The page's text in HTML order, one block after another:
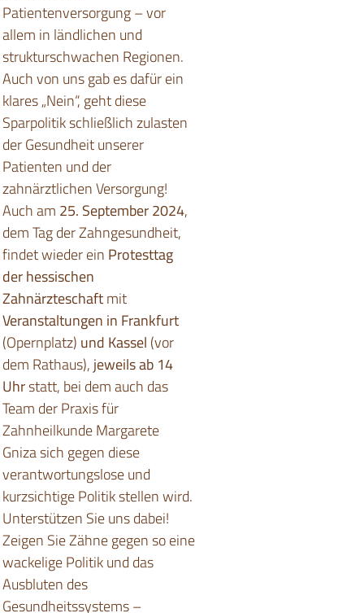
Patientenversorgung – vor
allem in ländlichen und
strukturschwachen Regionen.
Auch von uns gab es dafür ein
klares „Nein“, geht diese
Sparpolitik schließlich zulasten
der Gesundheit unserer
Patienten und der
zahnärztlichen Versorgung!
Auch am 25. September 2024,
dem Tag der Zahngesundheit,
findet wieder ein Protesttag
der hessischen
Zahnärzteschaftmit
Veranstaltungen in Frankfurt
(Opernplatz) und Kassel (vor
dem Rathaus),jeweils ab 14
Uhrstatt, bei dem auch das
Team der Praxis für
Zahnheilkunde Margarete
Gniza sich gegen diese
verantwortungslose und
kurzsichtige Politik stellen wird.
Unterstützen Sie uns dabei!
Zeigen Sie Zähne gegen so eine
wackelige Politik und das
Ausbluten des
Gesundheitssystems –